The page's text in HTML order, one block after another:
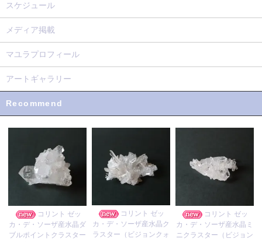
スケジュール
メディア掲載
マユラプロフィール
アートギャラリー
Recommend
コリント ゼッ
カ・デ・ソーザ産水晶ダ
ブルポイントクラスター
コリント ゼッ
カ・デ・ソーザ産水晶ク
ラスター（ビジョンクォ
コリント ゼッ
カ・デ・ソーザ産水晶ミ
ニクラスター（ビジョン